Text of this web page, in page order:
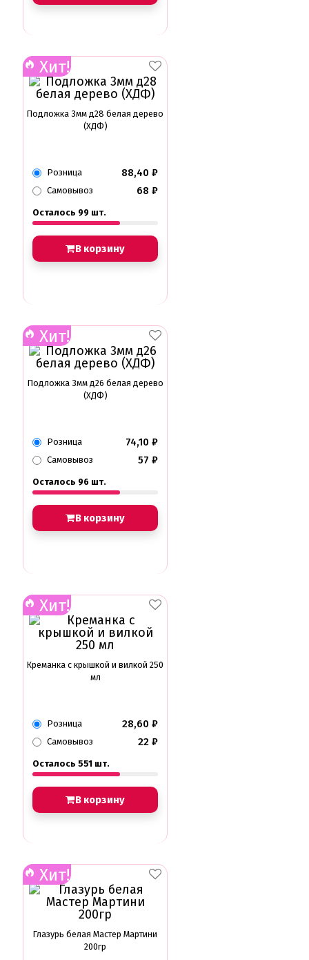
Хит!
Подложка 3мм д28 белая дерево
(ХДФ)
Розница 88,40 ₽
Самовывоз 68 ₽
Осталось 99 шт.
В корзину
Хит!
Подложка 3мм д26 белая дерево
(ХДФ)
Розница 74,10 ₽
Самовывоз 57 ₽
Осталось 96 шт.
В корзину
Хит!
Креманка с крышкой и вилкой 250
мл
Розница 28,60 ₽
Самовывоз 22 ₽
Осталось 551 шт.
В корзину
Хит!
Глазурь белая Мастер Мартини
200гр